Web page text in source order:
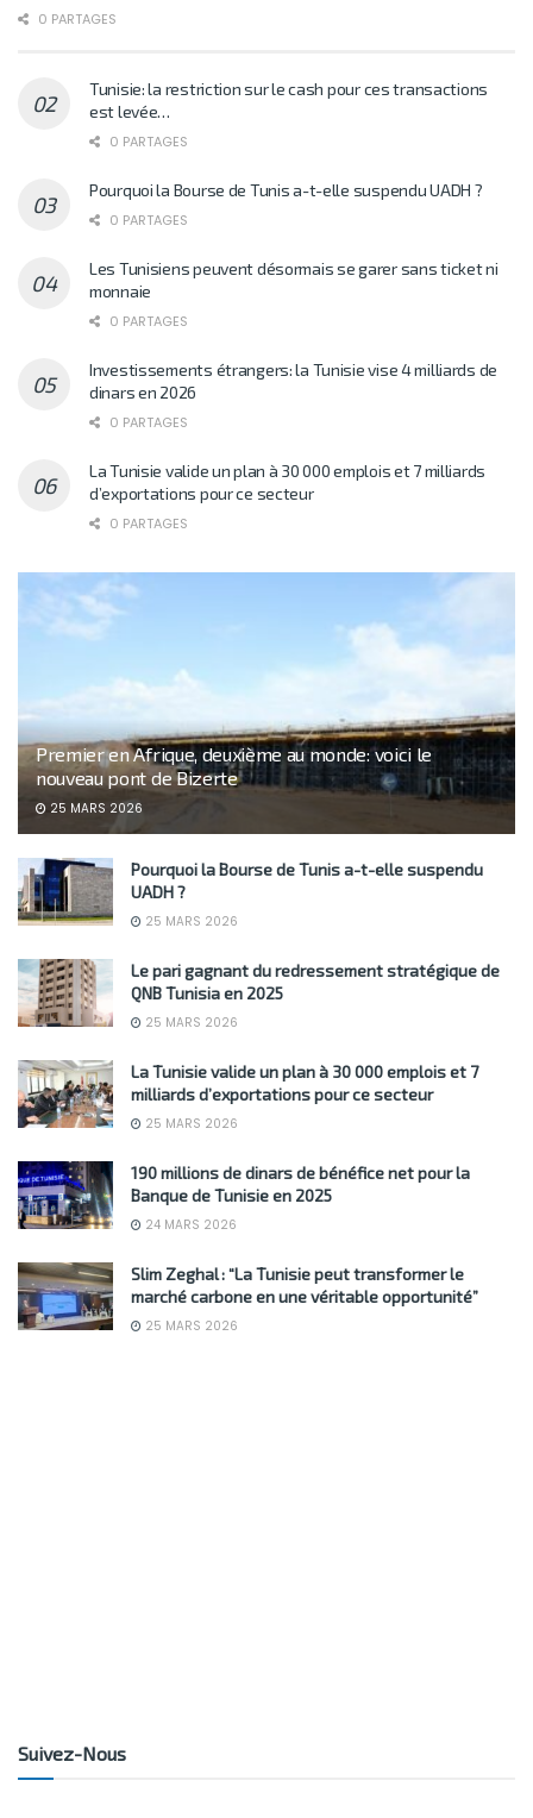
0 PARTAGES
Tunisie: la restriction sur le cash pour ces transactions
est levée…
0 PARTAGES
Pourquoi la Bourse de Tunis a-t-elle suspendu UADH ?
0 PARTAGES
Les Tunisiens peuvent désormais se garer sans ticket ni
monnaie
0 PARTAGES
Investissements étrangers: la Tunisie vise 4 milliards de
dinars en 2026
0 PARTAGES
La Tunisie valide un plan à 30 000 emplois et 7 milliards
d’exportations pour ce secteur
0 PARTAGES
Premier en Afrique, deuxième au monde: voici le
nouveau pont de Bizerte
25 MARS 2026
Pourquoi la Bourse de Tunis a-t-elle suspendu
UADH ?
25 MARS 2026
Le pari gagnant du redressement stratégique de
QNB Tunisia en 2025
25 MARS 2026
La Tunisie valide un plan à 30 000 emplois et 7
milliards d’exportations pour ce secteur
25 MARS 2026
190 millions de dinars de bénéfice net pour la
Banque de Tunisie en 2025
24 MARS 2026
Slim Zeghal : “La Tunisie peut transformer le
marché carbone en une véritable opportunité”
25 MARS 2026
Suivez-Nous